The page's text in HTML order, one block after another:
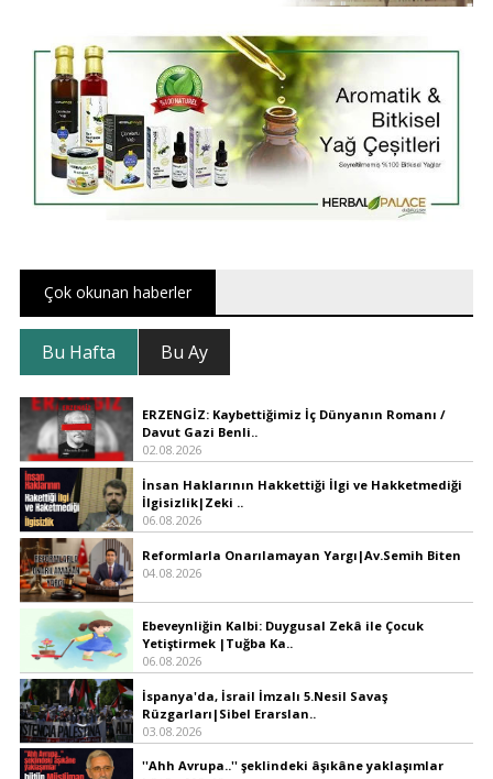
Çok okunan haberler
Bu Hafta Bu Ay
ERZENGİZ: Kaybettiğimiz İç Dünyanın Romanı /
Davut Gazi Benli..
02.08.2026
İnsan Haklarının Hakkettiği İlgi ve Hakketmediği
İlgisizlik|Zeki ..
06.08.2026
Reformlarla Onarılamayan Yargı|Av.Semih Biten
04.08.2026
Ebeveynliğin Kalbi: Duygusal Zekâ ile Çocuk
Yetiştirmek |Tuğba Ka..
06.08.2026
İspanya'da, İsrail İmzalı 5.Nesil Savaş
Rüzgarları|Sibel Erarslan..
03.08.2026
''Ahh Avrupa..'' şeklindeki âşıkâne yaklaşımlar